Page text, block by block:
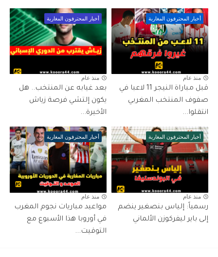
أخبار المحترفون المغاربة
منذ عام
قبل مباراة النيجر 11 لاعبا في
صفوف المنتخب المغربي
انتقلوا...
أخبار المحترفون المغاربة
منذ عام
بعد غيابه عن المنتخب.. هل
يكون إلتشي فرصة زياش
الأخيرة...
أخبار المحترفون المغاربة
منذ عام
رسمياً: إلياس بنصغير ينضم
إلى باير ليفركوزن الألماني
أخبار المحترفون المغاربة
منذ عام
مواعيد مباريات نجوم المغرب
في أوروبا هذا الأسبوع مع
التوقيت...